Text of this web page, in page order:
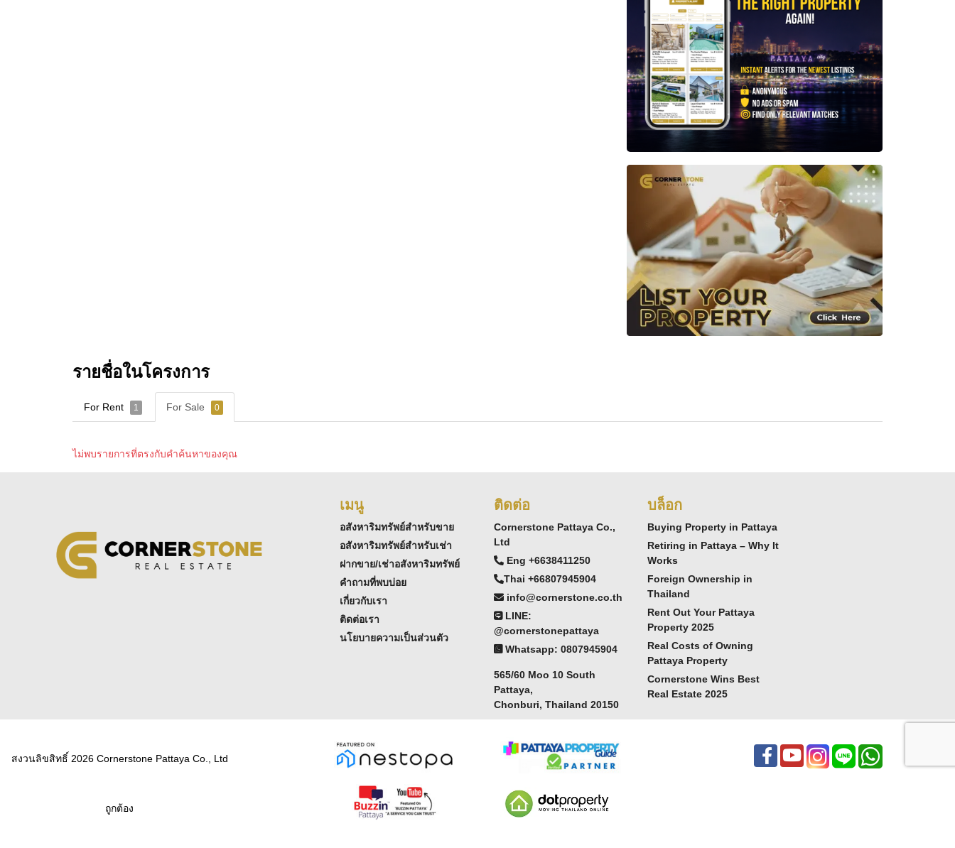
รายชื่อในโครงการ
For Rent 1 For Sale 0
ไม่พบรายการที่ตรงกับคำค้นหาของคุณ
เมนู
อสังหาริมทรัพย์สำหรับขาย
อสังหาริมทรัพย์สำหรับเช่า
ฝากขาย/เช่าอสังหาริมทรัพย์
คำถามที่พบบ่อย
เกี่ยวกับเรา
ติดต่อเรา
นโยบายความเป็นส่วนตัว
ติดต่อ
Cornerstone Pattaya Co.,
Ltd
Eng +6638411250
Thai +66807945904
info@cornerstone.co.th
LINE:
@cornerstonepattaya
Whatsapp: 0807945904
565/60 Moo 10 South
Pattaya,
Chonburi, Thailand 20150
บล็อก
Buying Property in Pattaya
Retiring in Pattaya – Why It
Works
Foreign Ownership in
Thailand
Rent Out Your Pattaya
Property 2025
Real Costs of Owning
Pattaya Property
Cornerstone Wins Best
Real Estate 2025
สงวนลิขสิทธิ์ 2026 Cornerstone Pattaya Co., Ltd
ถูกต้อง